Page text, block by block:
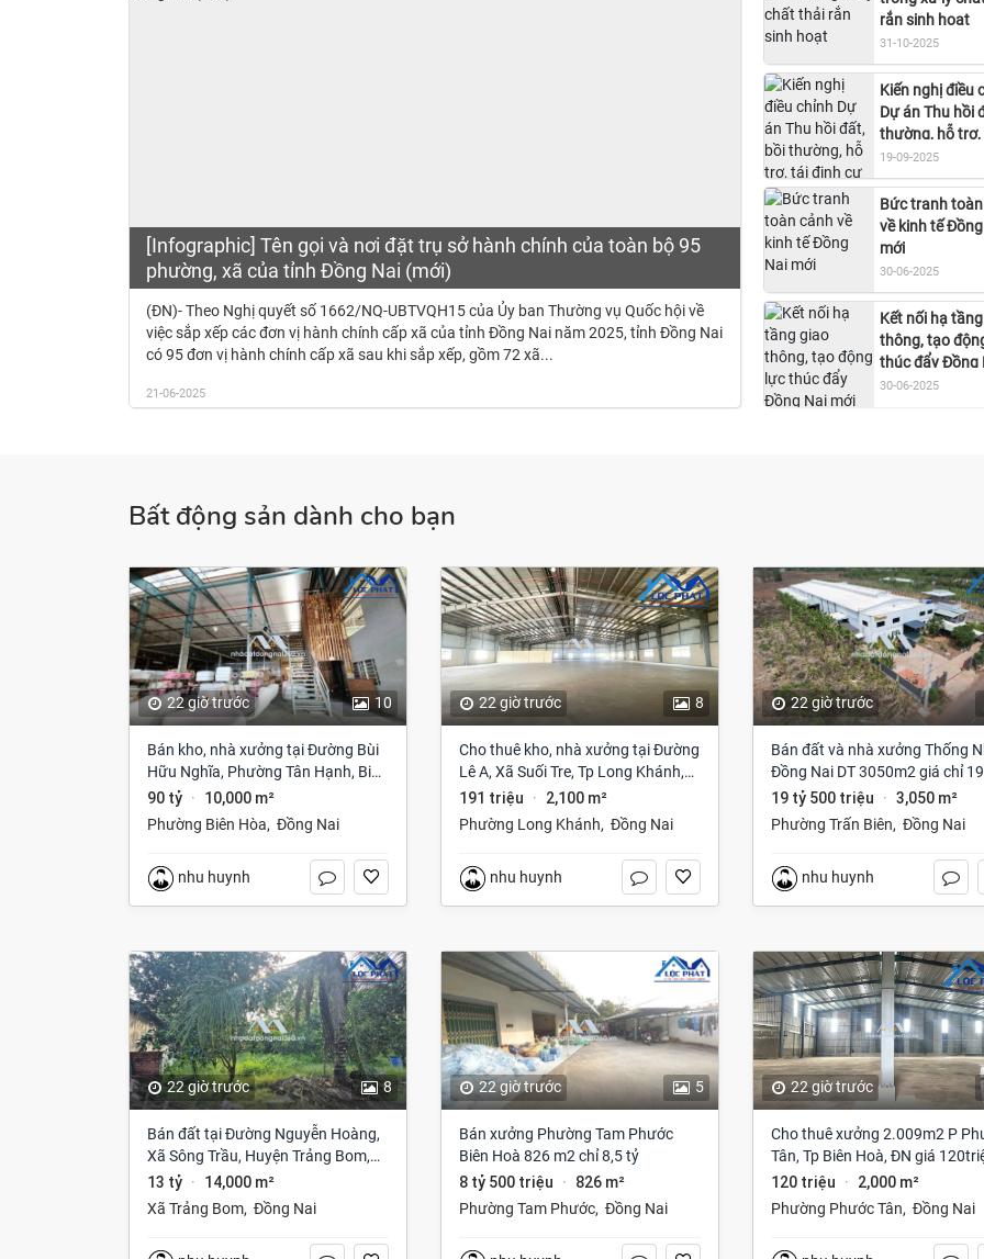
[Infographic] Tên gọi và nơi đặt trụ sở hành chính của toàn bộ 95
phường, xã của tỉnh Đồng Nai (mới)
(ĐN)- Theo Nghị quyết số 1662/NQ-UBTVQH15 của Ủy ban Thường vụ Quốc hội về
việc sắp xếp các đơn vị hành chính cấp xã của tỉnh Đồng Nai năm 2025, tỉnh Đồng Nai
có 95 đơn vị hành chính cấp xã sau khi sắp xếp, gồm 72 xã...
21-06-2025
rắn sinh hoạt
31-10-2025
Kiến nghị điều
Dự án Thu hồi
thường, hỗ trợ,
định cư Sân
Thành
19-09-2025
Bức tranh
về kinh tế
mới
30-06-2025
Kết nối hạ
thông, tạo
thúc đẩy Đồng
mới phát triển
30-06-2025
Bất động sản dành cho bạn
10
22 giờ trước
Bán kho, nhà xưởng tại Đường Bùi
Hữu Nghĩa, Phường Tân Hạnh, Biên
Hòa, Đồng Nai giá 90 tỷ
90 tỷ · 10,000 m²
Phường Biên Hòa, Đồng Nai
nhu huynh
8
22 giờ trước
Cho thuê kho, nhà xưởng tại Đường
Lê A, Xã Suối Tre, Tp Long Khánh,
Đồng Nai giá 191 Triệu
191 triệu · 2,100 m²
Phường Long Khánh, Đồng Nai
nhu huynh
22 giờ trước
Bán đất và nhà xưởng Thống
Đồng Nai DT 3050m2 giá chỉ
tỷ
19 tỷ 500 triệu · 3,050 m²
Phường Trấn Biên, Đồng Nai
nhu huynh
8
22 giờ trước
Bán đất tại Đường Nguyễn Hoàng,
Xã Sông Trầu, Huyện Trảng Bom,
Đồng Nai giá 13 tỷ
13 tỷ · 14,000 m²
Xã Trảng Bom, Đồng Nai
5
22 giờ trước
Bán xưởng Phường Tam Phước
Biên Hoà 826 m2 chỉ 8,5 tỷ
8 tỷ 500 triệu · 826 m²
Phường Tam Phước, Đồng Nai
22 giờ trước
Cho thuê xưởng 2.009m2 P
Tân, Tp Biên Hoà, ĐN giá
120 triệu · 2,000 m²
Phường Phước Tân, Đồng Nai